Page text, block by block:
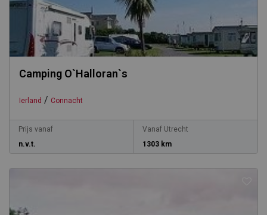
Camping O`Halloran`s
Ierland / Connacht
Prijs vanaf
n.v.t.
Vanaf Utrecht
1303 km